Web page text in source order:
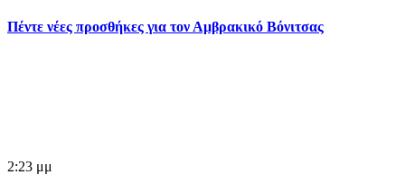
Πέντε νέες προσθήκες για τον Αμβρακικό Βόνιτσας
2:23 μμ